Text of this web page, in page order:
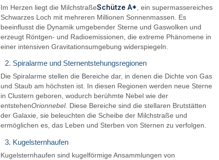
Im Herzen liegt die MilchstraßeSchütze A*, ein supermassereiches
Schwarzes Loch mit mehreren Millionen Sonnenmassen. Es
beeinflusst die Dynamik umgebender Sterne und Gaswolken und
erzeugt Röntgen- und Radioemissionen, die extreme Phänomene in
einer intensiven Gravitationsumgebung widerspiegeln.
2. Spiralarme und Sternentstehungsregionen
Die Spiralarme stellen die Bereiche dar, in denen die Dichte von Gas
und Staub am höchsten ist. In diesen Regionen werden neue Sterne
in Clustern geboren, wodurch berühmte Nebel wie der
entstehenOrionnebel. Diese Bereiche sind die stellaren Brutstätten
der Galaxie, sie beleuchten die Scheibe der Milchstraße und
ermöglichen es, das Leben und Sterben von Sternen zu verfolgen.
3. Kugelsternhaufen
Kugelsternhaufen sind kugelförmige Ansammlungen von